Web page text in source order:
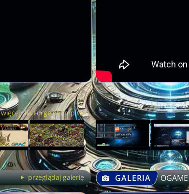
więcej dla Forge of Empires
przeglądaj galerię GALERIA OGAME